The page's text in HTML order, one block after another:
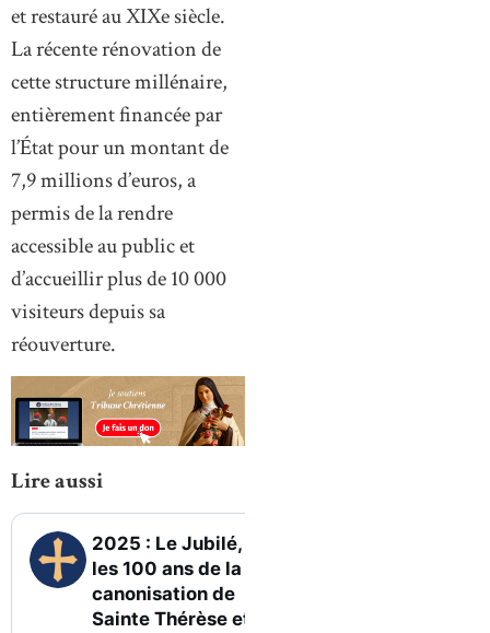
et restauré au XIXe siècle.
La récente rénovation de
cette structure millénaire,
entièrement financée par
l’État pour un montant de
7,9 millions d’euros, a
permis de la rendre
accessible au public et
d’accueillir plus de 10 000
visiteurs depuis sa
réouverture.
Lire aussi